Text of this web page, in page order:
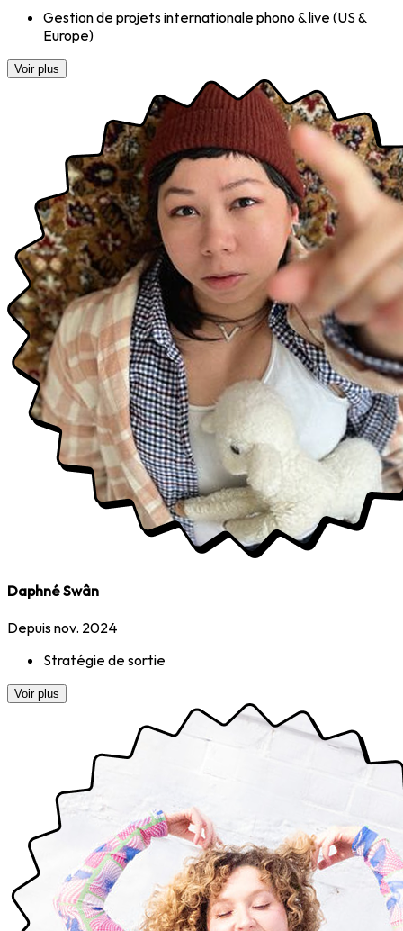
Gestion de projets internationale phono & live (US &
Europe)
Voir plus
Daphné Swân
Depuis nov. 2024
Stratégie de sortie
Voir plus